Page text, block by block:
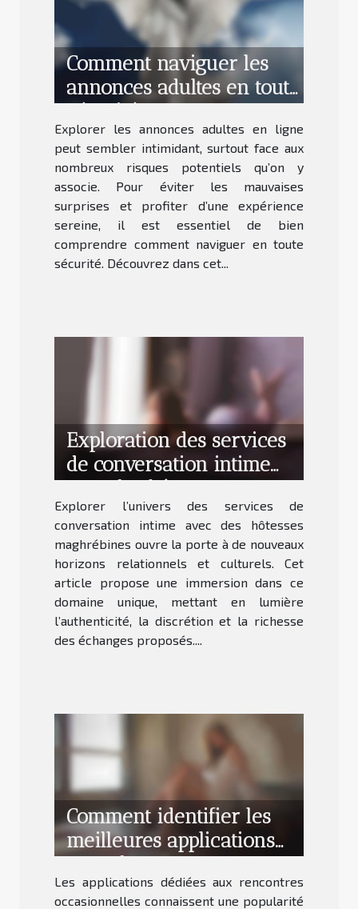
Comment naviguer les
annonces adultes en toute
sécurité?
Explorer les annonces adultes en ligne
peut sembler intimidant, surtout face aux
nombreux risques potentiels qu’on y
associe. Pour éviter les mauvaises
surprises et profiter d’une expérience
sereine, il est essentiel de bien
comprendre comment naviguer en toute
sécurité. Découvrez dans cet...
Exploration des services
de conversation intime
avec des hôtesses
maghrébines
Explorer l’univers des services de
conversation intime avec des hôtesses
maghrébines ouvre la porte à de nouveaux
horizons relationnels et culturels. Cet
article propose une immersion dans ce
domaine unique, mettant en lumière
l’authenticité, la discrétion et la richesse
des échanges proposés....
Comment identifier les
meilleures applications
pour des rencontres
occasionnelles ?
Les applications dédiées aux rencontres
occasionnelles connaissent une popularité